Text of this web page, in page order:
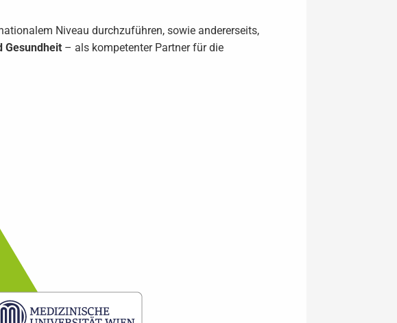
Niveau durchzuführen, sowie andererseits,
Gesundheit – als kompetenter Partner für die